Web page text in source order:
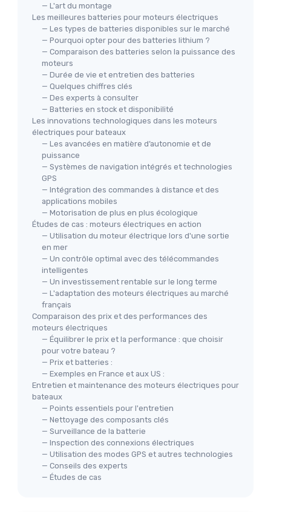
— L'art du montage
Les meilleures batteries pour moteurs électriques
— Les types de batteries disponibles sur le marché
— Pourquoi opter pour des batteries lithium ?
— Comparaison des batteries selon la puissance des
moteurs
— Durée de vie et entretien des batteries
— Quelques chiffres clés
— Des experts à consulter
— Batteries en stock et disponibilité
Les innovations technologiques dans les moteurs
électriques pour bateaux
— Les avancées en matière d’autonomie et de
puissance
— Systèmes de navigation intégrés et technologies
GPS
— Intégration des commandes à distance et des
applications mobiles
— Motorisation de plus en plus écologique
Études de cas : moteurs électriques en action
— Utilisation du moteur électrique lors d'une sortie
en mer
— Un contrôle optimal avec des télécommandes
intelligentes
— Un investissement rentable sur le long terme
— L'adaptation des moteurs électriques au marché
français
Comparaison des prix et des performances des
moteurs électriques
— Équilibrer le prix et la performance : que choisir
pour votre bateau ?
— Prix et batteries :
— Exemples en France et aux US :
Entretien et maintenance des moteurs électriques pour
bateaux
— Points essentiels pour l'entretien
— Nettoyage des composants clés
— Surveillance de la batterie
— Inspection des connexions électriques
— Utilisation des modes GPS et autres technologies
— Conseils des experts
— Études de cas